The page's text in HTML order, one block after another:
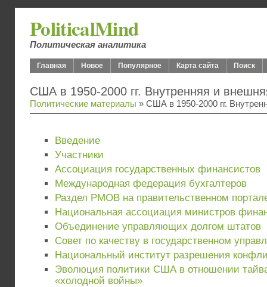
PoliticalMind
Политическая аналитика
Главная Новое Популярное Карта сайта Поиск
США в 1950-2000 гг. Внутренняя и
Политические материалы » США в 1950-2000 гг.
Введение
Участники
Ассоциация государственных финансистов
Международная федерация бухгалтеров
Раздел РМОВ на правительственном
Национальная ассоциация министров
Объединение управляющих долгом штатов
Совет по качеству в государственном
Национальный институт разрешения
Эволюция политики США в отношении
«холодной войны»